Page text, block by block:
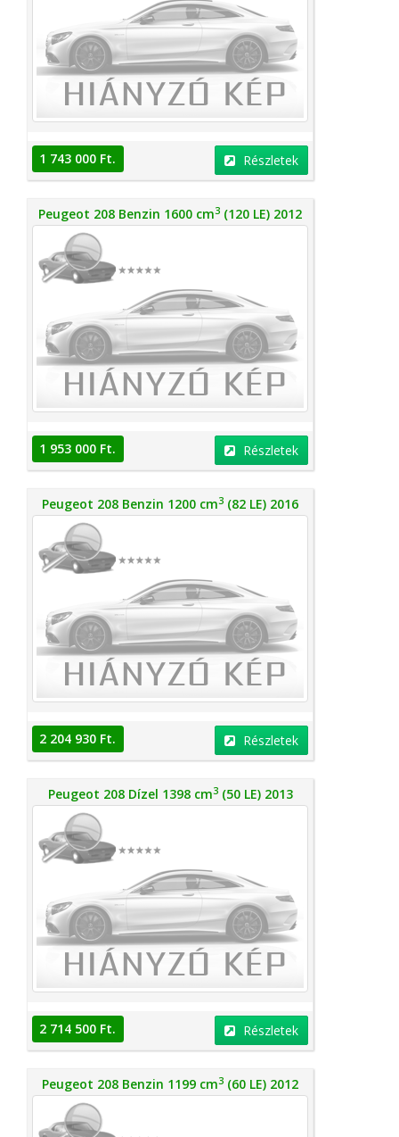
1 743 000 Ft. Részletek
Peugeot 208 Benzin 1600 cm3 (120 LE) 2012
1 953 000 Ft. Részletek
Peugeot 208 Benzin 1200 cm3 (82 LE) 2016
2 204 930 Ft. Részletek
Peugeot 208 Dízel 1398 cm3(50 LE) 2013
2 714 500 Ft. Részletek
Peugeot 208 Benzin 1199 cm3 (60 LE) 2012